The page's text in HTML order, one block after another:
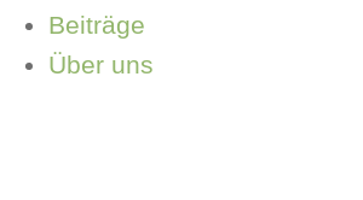
Beiträge
Über uns